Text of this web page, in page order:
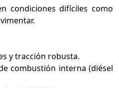
condiciones difíciles como
y tracción robusta.
combustión interna (diésel